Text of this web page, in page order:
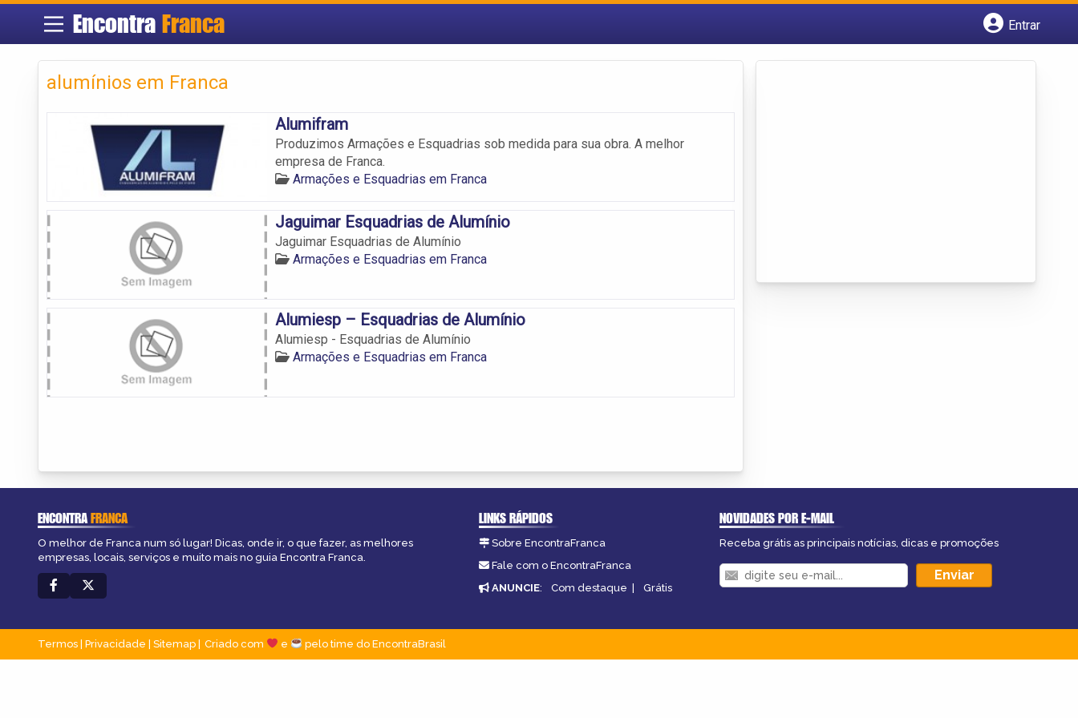
Encontra Franca
Entrar
alumínios em Franca
Alumifram
Produzimos Armações e Esquadrias sob medida para sua obra. A melhor
empresa de Franca.
Armações e Esquadrias em Franca
Jaguimar Esquadrias de Alumínio
Jaguimar Esquadrias de Alumínio
Armações e Esquadrias em Franca
Alumiesp – Esquadrias de Alumínio
Alumiesp - Esquadrias de Alumínio
Armações e Esquadrias em Franca
ENCONTRAFRANCA
O melhor de Franca num só lugar! Dicas, onde ir, o que fazer, as melhores
empresas, locais, serviços e muito mais no guia Encontra Franca.
LINKS RÁPIDOS
Sobre EncontraFranca
Fale com o EncontraFranca
ANUNCIE: Com destaque | Grátis
NOVIDADES POR E-MAIL
Receba grátis as principais notícias, dicas e promoções
Termos Privacidade Sitemap Criado com e pelo time do EncontraBrasil